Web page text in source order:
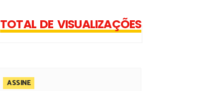
TOTAL DE VISUALIZAÇÕES
ASSINE